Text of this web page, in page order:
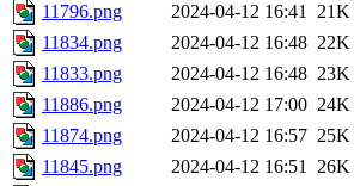
11796.png
2024-04-12 16:41 21K
11834.png
2024-04-12 16:48 22K
11833.png
2024-04-12 16:48 23K
11886.png
2024-04-12 17:00 24K
11874.png
2024-04-12 16:57 25K
11845.png
2024-04-12 16:51 26K